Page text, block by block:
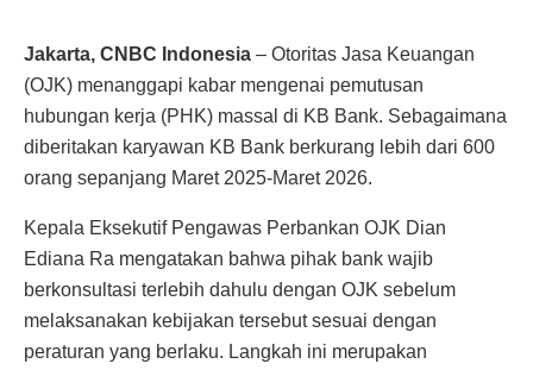
Jakarta, CNBC Indonesia – Otoritas Jasa Keuangan
(OJK) menanggapi kabar mengenai pemutusan
hubungan kerja (PHK) massal di KB Bank. Sebagaimana
diberitakan karyawan KB Bank berkurang lebih dari 600
orang sepanjang Maret 2025-Maret 2026.
Kepala Eksekutif Pengawas Perbankan OJK Dian
Ediana Ra mengatakan bahwa pihak bank wajib
berkonsultasi terlebih dahulu dengan OJK sebelum
melaksanakan kebijakan tersebut sesuai dengan
peraturan yang berlaku. Langkah ini merupakan